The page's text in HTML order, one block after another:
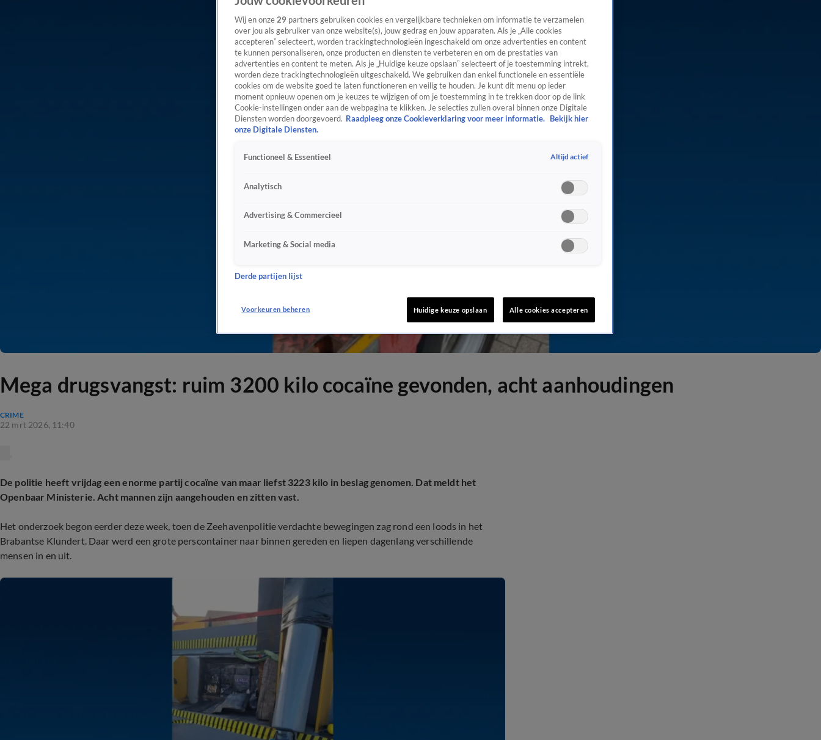
Mega drugsvangst: ruim 3200 kilo cocaïne gevonden, acht aanhoudingen
CRIME
22 mrt 2026, 11:40
De politie heeft vrijdag een enorme partij cocaïne van maar liefst 3223 kilo in beslag genomen. Dat meldt het
Openbaar Ministerie. Acht mannen zijn aangehouden en zitten vast.
Het onderzoek begon eerder deze week, toen de Zeehavenpolitie verdachte bewegingen zag rond een loods in het
Brabantse Klundert. Daar werd een grote perscontainer naar binnen gereden en liepen dagenlang verschillende
mensen in en uit.
Wij en onze 29 partners gebruiken cookies en vergelijkbare technieken om informatie te verzamelen
over jou als gebruiker van onze website(s), jouw gedrag en jouw apparaten. Als je „Alle cookies
accepteren” selecteert, worden trackingtechnologieën ingeschakeld om onze advertenties en content
te kunnen personaliseren, onze producten en diensten te verbeteren en om de prestaties van
advertenties en content te meten. Als je „Huidige keuze opslaan” selecteert of je toestemming intrekt,
worden deze trackingtechnologieën uitgeschakeld. We gebruiken dan enkel functionele en essentiële
cookies om de website goed te laten functioneren en veilig te houden. Je kunt dit menu op ieder
moment opnieuw openen om je keuzes te wijzigen of om je toestemming in te trekken door op de link
Cookie-instellingen onder aan de webpagina te klikken. Je selecties zullen overal binnen onze Digitale
Diensten worden doorgevoerd. Raadpleeg onze Cookieverklaring voor meer informatie.
Bekijk hier
onze Digitale Diensten.
Functioneel & Essentieel Altijd actief
Analytisch
Advertising & Commercieel
Marketing & Social media
Derde partijen lijst
Voorkeuren beheren Huidige keuze opslaan Alle cookies accepteren